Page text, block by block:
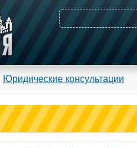
Юридические консультации